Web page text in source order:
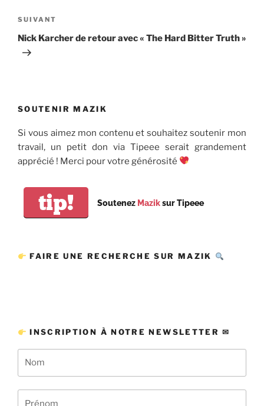
Article
suivant
SUIVANT
Nick Karcher de retour avec « The Hard Bitter Truth »
SOUTENIR MAZIK
Si vous aimez mon contenu et souhaitez soutenir mon
travail, un petit don via Tipeee serait grandement
apprécié ! Merci pour votre générosité
tip! Soutenez Maziksur Tipeee
FAIRE UNE RECHERCHE SUR MAZIK
INSCRIPTION À NOTRE NEWSLETTER ✉